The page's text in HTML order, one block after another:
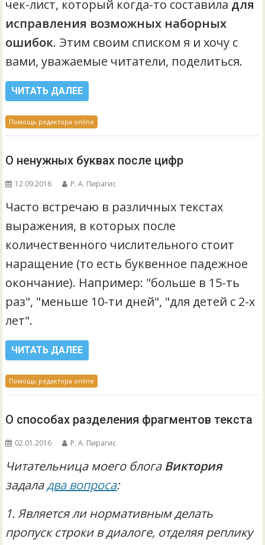
чек-лист, который когда-то составила для
исправления возможных наборных
ошибок. Этим своим списком я и хочу с
вами, уважаемые читатели, поделиться.
ЧИТАТЬ ДАЛЕЕ
Помощь редактора online
О ненужных буквах после цифр
12.09.2016 Р. А. Пирагис
Часто встречаю в различных текстах
выражения, в которых после
количественного числительного стоит
наращение (то есть буквенное падежное
окончание). Например: "больше в 15-ть
раз", "меньше 10-ти дней", "для детей с 2-х
лет".
ЧИТАТЬ ДАЛЕЕ
Помощь редактора online
О способах разделения фрагментов текста
02.01.2016 Р. А. Пирагис
Читательница моего блога Виктория
задаладва вопроса:
1. Является ли нормативным делать
пропуск строки в диалоге, отделяя реплику